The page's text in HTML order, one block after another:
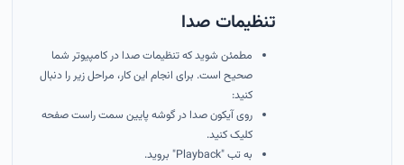
تنظیمات صدا
مطمئن شوید که تنظیمات صدا در کامپیوتر شما
صحیح است. برای انجام این کار، مراحل زیر را دنبال
کنید:
روی آیکون صدا در گوشه پایین سمت راست صفحه
کلیک کنید.
به تب "Playback" بروید.